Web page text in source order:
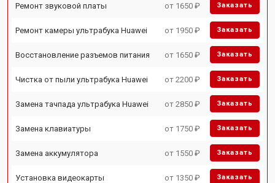
Ремонт звуковой платы от 1650 ₽ Заказать
Ремонт камеры ультрабука Huawei от 1950 ₽ Заказать
Восстановление разъемов питания от 1650 ₽ Заказать
Чистка от пыли ультрабука Huawei от 2200 ₽ Заказать
Замена тачпада ультрабука Huawei от 2850 ₽ Заказать
Замена клавиатуры от 1750 ₽ Заказать
Замена аккумулятора от 1550 ₽ Заказать
Установка видеокарты от 1350 ₽ Заказать